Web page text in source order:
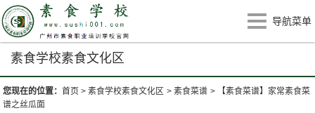
导航菜单
素食学校素食文化区
您现在的位置：首页 >素食学校素食文化区 >素食菜谱 >
【素食菜谱】家常素食菜
谱之丝瓜面